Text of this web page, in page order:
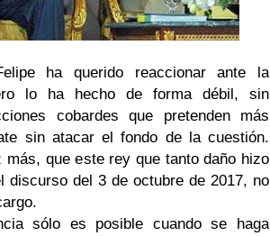
ha querido reaccionar ante la
lo ha hecho de forma débil, sin
cobardes que pretenden más
sin atacar el fondo de la cuestión.
más, que este rey que tanto daño hizo
discurso del 3 de octubre de 2017, no
sólo es posible cuando se haga